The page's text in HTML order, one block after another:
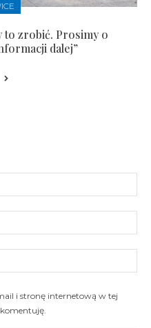
to zrobić. Prosimy o
dalej”
i stronę internetową w tej